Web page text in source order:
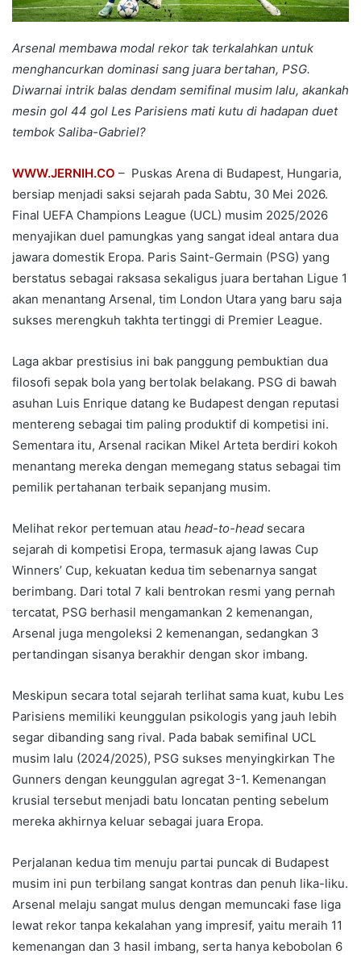
Arsenal membawa modal rekor tak terkalahkan untuk
menghancurkan dominasi sang juara bertahan, PSG.
Diwarnai intrik balas dendam semifinal musim lalu, akankah
mesin gol 44 gol Les Parisiens mati kutu di hadapan duet
tembok Saliba-Gabriel?
WWW.JERNIH.CO – Puskas Arena di Budapest, Hungaria,
bersiap menjadi saksi sejarah pada Sabtu, 30 Mei 2026.
Final UEFA Champions League (UCL) musim 2025/2026
menyajikan duel pamungkas yang sangat ideal antara dua
jawara domestik Eropa. Paris Saint-Germain (PSG) yang
berstatus sebagai raksasa sekaligus juara bertahan Ligue 1
akan menantang Arsenal, tim London Utara yang baru saja
sukses merengkuh takhta tertinggi di Premier League.
Laga akbar prestisius ini bak panggung pembuktian dua
filosofi sepak bola yang bertolak belakang. PSG di bawah
asuhan Luis Enrique datang ke Budapest dengan reputasi
mentereng sebagai tim paling produktif di kompetisi ini.
Sementara itu, Arsenal racikan Mikel Arteta berdiri kokoh
menantang mereka dengan memegang status sebagai tim
pemilik pertahanan terbaik sepanjang musim.
Melihat rekor pertemuan atau head-to-head secara
sejarah di kompetisi Eropa, termasuk ajang lawas Cup
Winners’ Cup, kekuatan kedua tim sebenarnya sangat
berimbang. Dari total 7 kali bentrokan resmi yang pernah
tercatat, PSG berhasil mengamankan 2 kemenangan,
Arsenal juga mengoleksi 2 kemenangan, sedangkan 3
pertandingan sisanya berakhir dengan skor imbang.
Meskipun secara total sejarah terlihat sama kuat, kubu Les
Parisiens memiliki keunggulan psikologis yang jauh lebih
segar dibanding sang rival. Pada babak semifinal UCL
musim lalu (2024/2025), PSG sukses menyingkirkan The
Gunners dengan keunggulan agregat 3-1. Kemenangan
krusial tersebut menjadi batu loncatan penting sebelum
mereka akhirnya keluar sebagai juara Eropa.
Perjalanan kedua tim menuju partai puncak di Budapest
musim ini pun terbilang sangat kontras dan penuh lika-liku.
Arsenal melaju sangat mulus dengan memuncaki fase liga
lewat rekor tanpa kekalahan yang impresif, yaitu meraih 11
kemenangan dan 3 hasil imbang, serta hanya kebobolan 6